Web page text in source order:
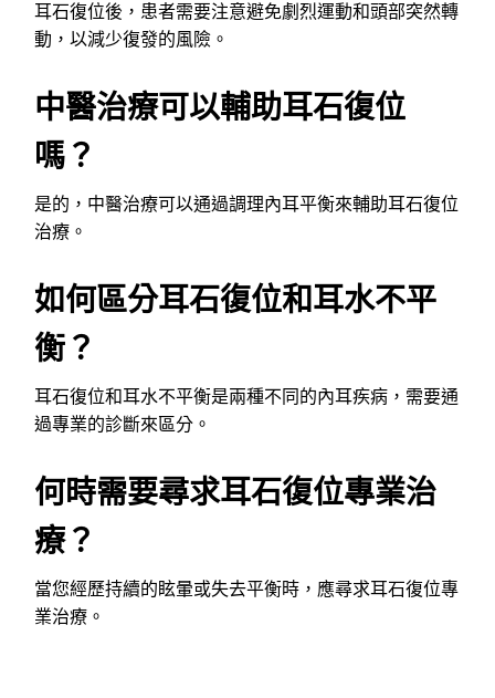
耳石復位後，患者需要注意避免劇烈運動和頭部突然轉
動，以減少復發的風險。
中醫治療可以輔助耳石復位
嗎？
是的，中醫治療可以通過調理內耳平衡來輔助耳石復位
治療。
如何區分耳石復位和耳水不平
衡？
耳石復位和耳水不平衡是兩種不同的內耳疾病，需要通
過專業的診斷來區分。
何時需要尋求耳石復位專業治
療？
當您經歷持續的眩暈或失去平衡時，應尋求耳石復位專
業治療。